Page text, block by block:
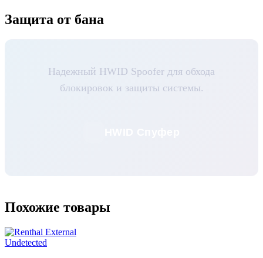
Защита от бана
Надежный HWID Spoofer для обхода
блокировок и защиты системы.
Похожие товары
Undetected